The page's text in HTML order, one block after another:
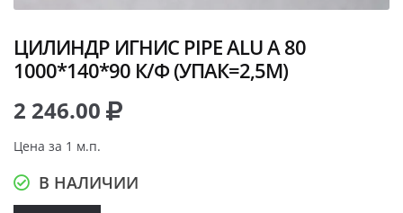
ЦИЛИНДР ИГНИС PIPE ALU A 80
1000*140*90 К/Ф (УПАК=2,5М)
2 246.00
Цена за 1 м.п.
В НАЛИЧИИ